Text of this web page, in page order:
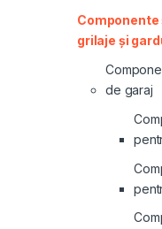
Componente
grilaje și
de garaj